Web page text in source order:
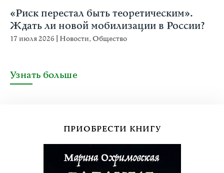
«Риск перестал быть теоретическим».
Ждать ли новой мобилизации в России?
17 июля 2026 Новости,Общество
Узнать больше
ПРИОБРЕСТИ КНИГУ